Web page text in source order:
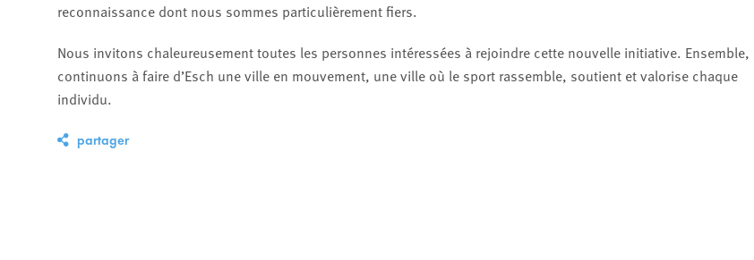
reconnaissance dont nous sommes particulièrement fiers.
Nous invitons chaleureusement toutes les personnes intéressées à rejoindre cette nouvelle initiative. Ensemble,
continuons à faire d’Esch une ville en mouvement, une ville où le sport rassemble, soutient et valorise chaque
individu.
partager